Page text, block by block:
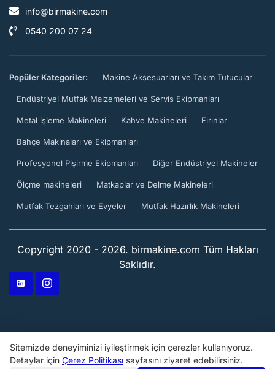
info@birmakine.com
0540 200 07 24
Popüler Kategoriler: Makine Aksesuarları ve Takım Tutucular
Endüstriyel Mutfak Malzemeleri ve Servis Ekipmanları
Metal işleme Makineleri Kahve Makineleri Fırınlar
Bahçe Makinaları ve Ekipmanları
Profesyonel Pişirme Ekipmanları Diğer Endüstriyel Makineler
Ölçme makineleri Matkaplar ve Delme Makineleri
Mutfak Tezgahları ve Evyeler Mutfak Hazırlık Makineleri
Copyright 2020 - 2026. birmakine.com Tüm Hakları
Saklıdır.
Sitemizde deneyiminizi iyileştirmek için çerezler kullanıyoruz.
Detaylar için Çerez Politikası sayfasını ziyaret edebilirsiniz.